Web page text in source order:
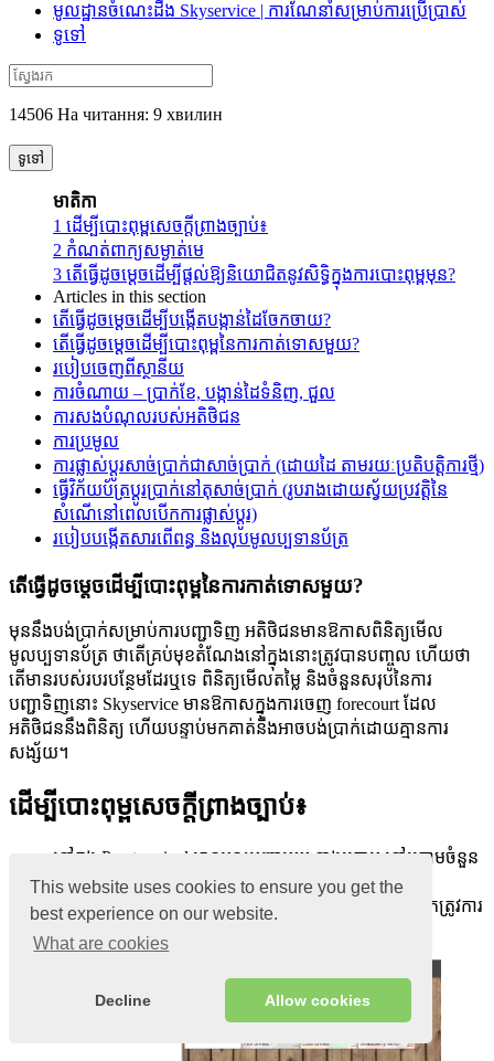
This website uses cookies to ensure you get the
best experience on our website.
What are cookies
Decline Allow cookies
មូលដ្ឋានចំណេះដឹង Skyservice | ការណែនាំសម្រាប់ការប្រើប្រាស់
ទូទៅ
14506 На читання: 9 хвилин
ទូទៅ
មាតិកា
1 ដើម្បី​បោះពុម្ព​សេចក្តី​ព្រាង​ច្បាប់៖
2 កំណត់ពាក្យសម្ងាត់មេ
3 តើធ្វើដូចម្តេចដើម្បីផ្តល់ឱ្យនិយោជិតនូវសិទ្ធិក្នុងការបោះពុម្ពមុន?
Articles in this section
តើធ្វើដូចម្តេចដើម្បីបង្កើតបង្កាន់ដៃចែកចាយ?
តើ​ធ្វើ​ដូចម្តេច​ដើម្បី​បោះពុម្ព​នៃ​ការ​កាត់ទោស​មួយ​?
របៀបចេញពីស្ថានីយ
ការចំណាយ – ប្រាក់ខែ, បង្កាន់ដៃទំនិញ, ជួល
ការសងបំណុលរបស់អតិថិជន
ការប្រមូល
ការផ្លាស់ប្តូរសាច់ប្រាក់ជាសាច់ប្រាក់ (ដោយដៃ តាមរយៈប្រតិបត្តិការថ្មី)
ធ្វើវិក័យប័ត្រប្តូរប្រាក់នៅតុសាច់ប្រាក់ (រូបរាងដោយស្វ័យប្រវត្តិនៃ
សំណើនៅពេលបើកការផ្លាស់ប្តូរ)
របៀបបង្កើតសារពើពន្ធ និងលុបមូលប្បទានប័ត្រ
តើ​ធ្វើ​ដូចម្តេច​ដើម្បី​បោះពុម្ព​នៃ​ការ​កាត់ទោស​មួយ​?
មុននឹងបង់ប្រាក់សម្រាប់ការបញ្ជាទិញ អតិថិជនមានឱកាសពិនិត្យមើល
មូលប្បទានប័ត្រ ថាតើគ្រប់មុខតំណែងនៅក្នុងនោះត្រូវបានបញ្ចូល ហើយថា
តើមានរបស់របរបន្ថែមដែរឬទេ ពិនិត្យមើលតម្លៃ និងចំនួនសរុបនៃការ
បញ្ជាទិញនោះ Skyservice មានឱកាសក្នុងការចេញ forecourt ដែល
អតិថិជននឹងពិនិត្យ ហើយបន្ទាប់មកគាត់នឹងអាចបង់ប្រាក់ដោយគ្មានការ
សង្ស័យ។
ដើម្បី​បោះពុម្ព​សេចក្តី​ព្រាង​ច្បាប់៖
នៅក្នុង Pos-terminal មានបន្ទះបញ្ជាមួយ ខាងក្រោម នៅក្រោមចំនួន
សរុប សម្គាល់ថាមានប៊ូតុងមួយដែលមានឆ្នូតចំនួន 3
ចុច​លើ​វា​ហើយ​អ្នក​នឹង​ឃើញ​ម៉ឺនុយ​ដែល​មាន​បញ្ជី​មួយ​ដែល​អ្នក​ត្រូវ​ការ​